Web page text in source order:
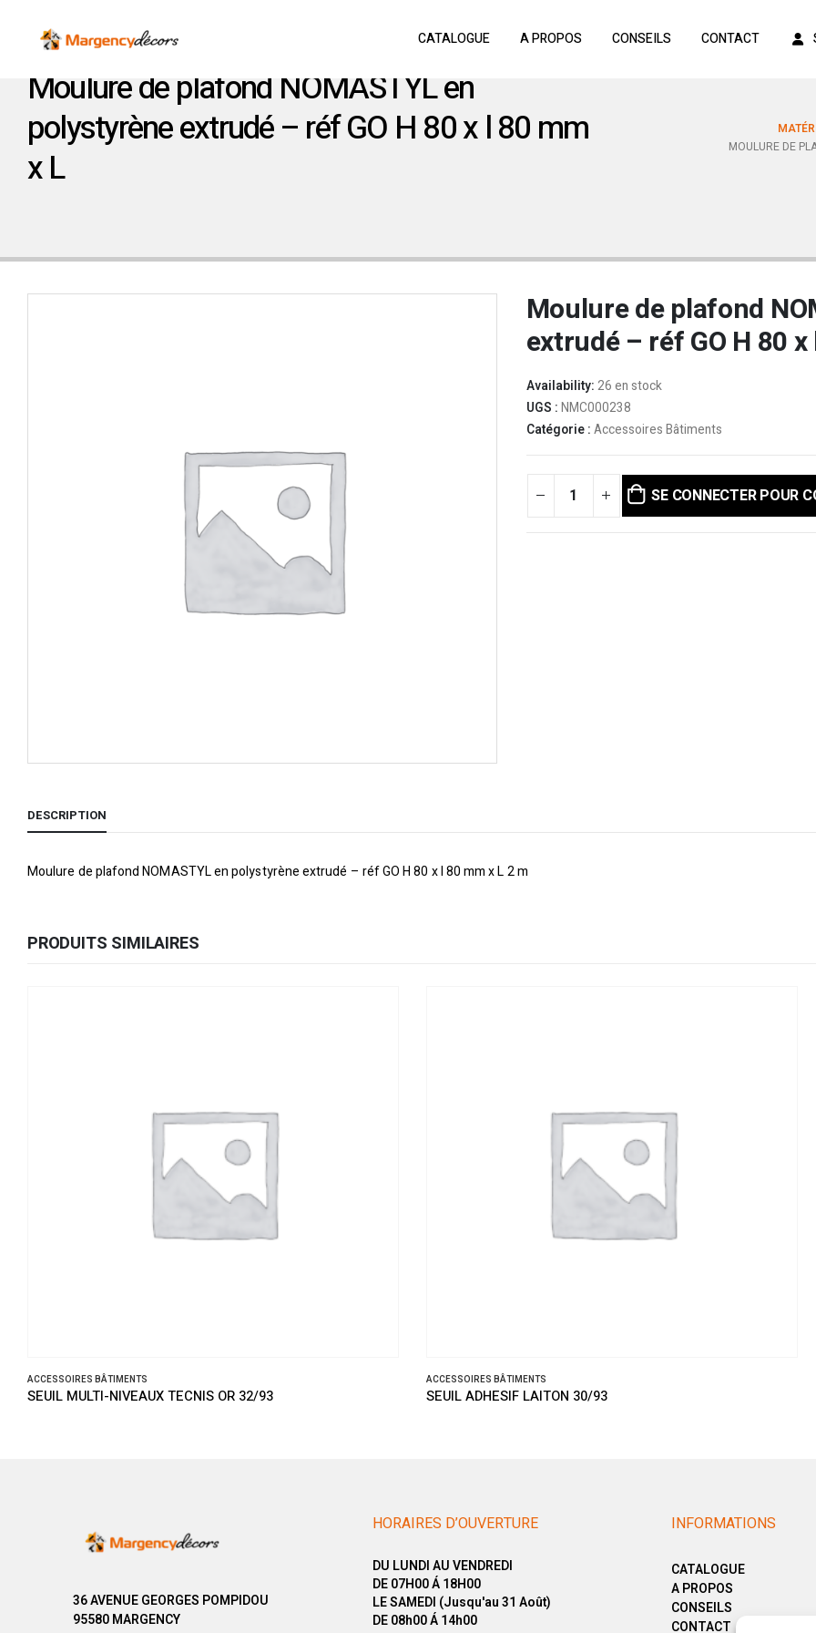
CATALOGUE A PROPOS CONSEILS CONTACT
Moulure de plafond NOMASTYL en
polystyrène extrudé – réf GO H 80 x l 80 mm
x L
MOULURE DE
Moulure de plafond
extrudé – réf GO H 80
Availability: 26 en stock
UGS : NMC000238
Catégorie : Accessoires Bâtiments
SE CONNECTER POUR
DESCRIPTION
Moulure de plafond NOMASTYL en polystyrène extrudé – réf GO H 80 x l 80 mm x L 2 m
PRODUITS SIMILAIRES
ACCESSOIRES BÂTIMENTS
SEUIL MULTI-NIVEAUX TECNIS OR 32/93
ACCESSOIRES BÂTIMENTS
SEUIL ADHESIF LAITON 30/93
36 AVENUE GEORGES POMPIDOU
95580 MARGENCY
HORAIRES D’OUVERTURE
DU LUNDI AU VENDREDI
DE 07H00 Á 18H00
LE SAMEDI (Jusqu'au 31 Août)
DE 08h00 Á 14h00
INFORMATIONS
CATALOGUE
A PROPOS
CONSEILS
CONTACT